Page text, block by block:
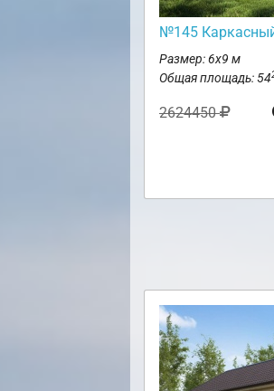
№145
Размер: 6х9 м
Общая площадь: 54
2624450